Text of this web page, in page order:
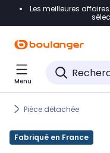
Accéder
Accéder directement
Accéder directement
Les meilleures
Menu
Pièce détachée
Fabriqué en France